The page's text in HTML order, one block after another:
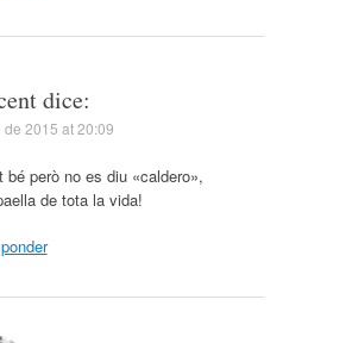
dice:
2015 at 20:09
bé però no es diu «caldero»,
de tota la vida!